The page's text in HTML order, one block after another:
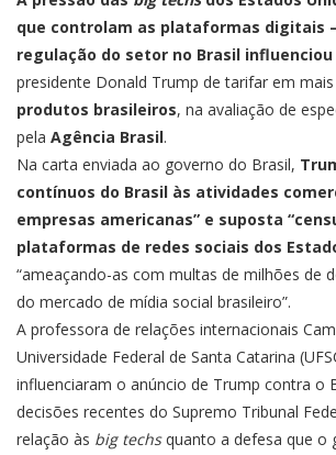
que controlam as plataformas digitais
regulação do setor no Brasil influenciou
presidente Donald Trump de tarifar em mais
produtos brasileiros, na avaliação de
pela Agência Brasil.
Na carta enviada ao governo do Brasil,
contínuos do Brasil às atividades
empresas americanas” e suposta
plataformas de redes sociais dos
“ameaçando-as com multas de milhões de
do mercado de mídia social brasileiro”.
A professora de relações internacionais
Universidade Federal de Santa Catarina
influenciaram o anúncio de Trump contra o
decisões recentes do Supremo Tribunal
relação às big techsquanto a defesa que o